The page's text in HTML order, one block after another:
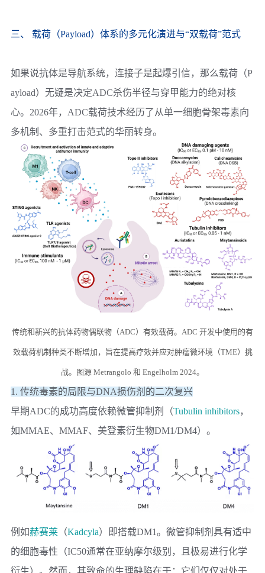
三、 载荷（Payload）体系的多元化演进与“双载荷”范式
如果说抗体是导航系统，连接子是起爆引信，那么载荷（P
ayload）无疑是决定ADC杀伤半径与穿甲能力的绝对核
心。2026年，ADC载荷技术经历了从单一细胞骨架毒素向
多机制、多重打击范式的华丽转身。
传统和新兴的抗体药物偶联物（ADC）有效载荷。ADC 开发中使用的有
效载荷机制种类不断增加，旨在提高疗效并应对肿瘤微环境（TME）挑
战。图源 Metrangolo 和 Engelholm 2024。
1. 传统毒素的局限与DNA损伤剂的二次复兴
早期ADC的成功高度依赖微管抑制剂（Tubulin inhibitors，
如MMAE、MMAF、美登素衍生物DM1/DM4）。
例如赫赛莱（Kadcyla）即搭载DM1。微管抑制剂具有适中
的细胞毒性（IC50通常在亚纳摩尔级别，且极易进行化学